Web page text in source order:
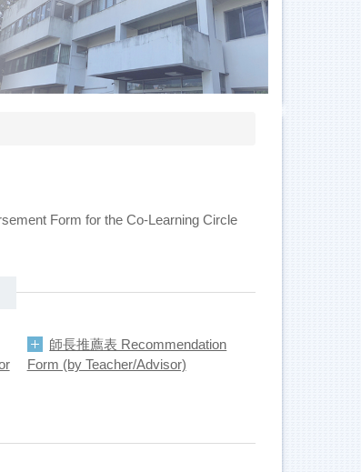
Form for the Co-Learning Circle
師長推薦表 Recommendation
Form (by Teacher/Advisor)